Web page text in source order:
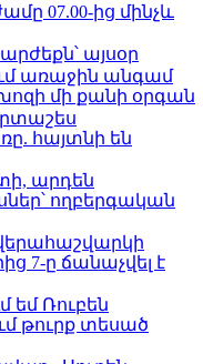
07.00-ից մինչև
այսօր
առաջին անգամ
մի քանի օրգան
հայտնի են
արդեն
ողբերգական
7-ը ճանաչվել է
Ռուբեն
թուրք տեսած